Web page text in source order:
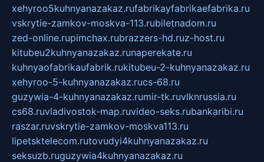
xehyroo5kuhnyanazakaz.rufabrikayfabrikaefabrika.ru
vskrytie-zamkov-moskva-113.rubiletnadom.ru
zed-online.rupimchax.rubrazzers-hd.ruz-host.ru
kitubeu2kuhnyanazakaz.runaperekate.ru
kuhnyaofabrikaufabrik.rukitubeu-2-kuhnyanazakaz.ru
xehyroo-5-kuhnyanazakaz.rucs-68.ru
guzywia-4-kuhnyanazakaz.rumir-tk.ruvlknrussia.ru
cs68.ruvladivostok-map.ruvideo-seks.rubankaribi.ru
raszar.ruvskrytie-zamkov-moskva113.ru
lipetsktelecom.rutovudyi4kuhnyanazakaz.ru
seksuzb.ruguzywia4kuhnyanazakaz.ru